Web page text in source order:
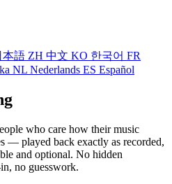
本語 ZH 中文 KO 한국어 FR
NL Nederlands ES Español
who care how their music
— played back exactly as recorded,
and optional. No hidden
no guesswork.